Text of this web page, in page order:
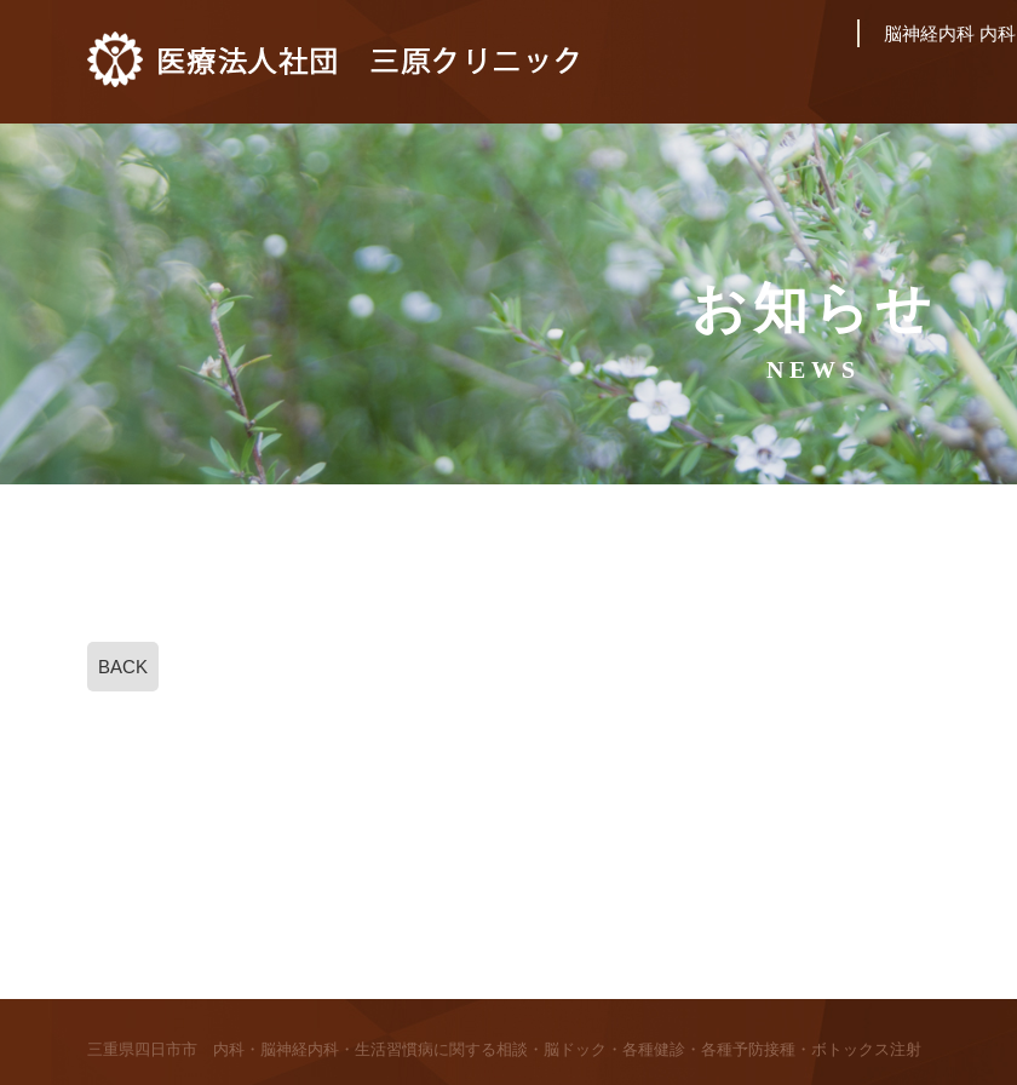
脳神経内科 内科
お知らせ
NEWS
BACK
三重県四日市市 内科・脳神経内科・生活習慣病に関する相談・脳ドック・各種健診・各種予防接種・ボトックス注射